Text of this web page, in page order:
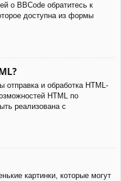
о BBCode обратитесь к
доступна из формы
отправка и обработка HTML-
HTML по
реализована с
картинки, которые могут